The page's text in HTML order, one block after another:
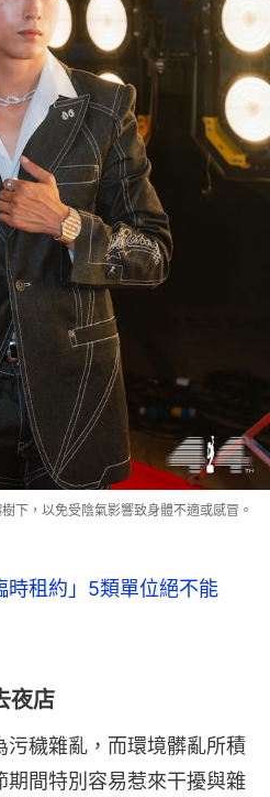
下，以免受陰氣影響致身體不適或感冒。
時租約」5類單位絕不能
夜店
污穢雜亂，而環境髒亂所積
間特別容易惹來干擾與雜